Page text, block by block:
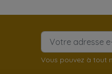
Vous pouvez à tout